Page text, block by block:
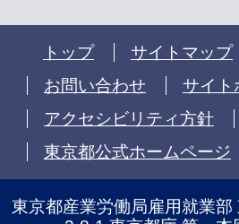
トップ
サイトマップ
お問い合わせ
サイト
アクセシビリティ方針
東京都公式ホームページ
東京都産業労働局雇用就業部